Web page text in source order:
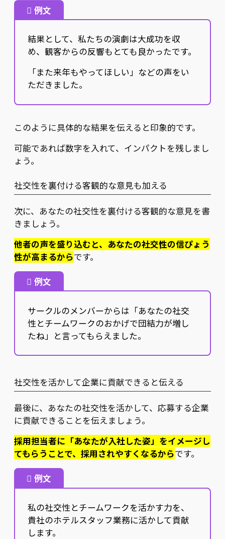
例文
結果として、私たちの演劇は大成功を収
め、観客からの反響もとても良かったです。
「また来年もやってほしい」などの声をい
ただきました。
このように具体的な結果を伝えると印象的です。
可能であれば数字を入れて、インパクトを残しまし
ょう。
社交性を裏付ける客観的な意見も加える
次に、あなたの社交性を裏付ける客観的な意見を書
きましょう。
他者の声を盛り込むと、あなたの社交性の信ぴょう
性が高まるからです。
例文
サークルのメンバーからは「あなたの社交
性とチームワークのおかげで団結力が増し
たね」と言ってもらえました。
社交性を活かして企業に貢献できると伝える
最後に、あなたの社交性を活かして、応募する企業
に貢献できることを伝えましょう。
採用担当者に「あなたが入社した姿」をイメージし
てもらうことで、採用されやすくなるからです。
例文
私の社交性とチームワークを活かす力を、
貴社のホテルスタッフ業務に活かして貢献
します。